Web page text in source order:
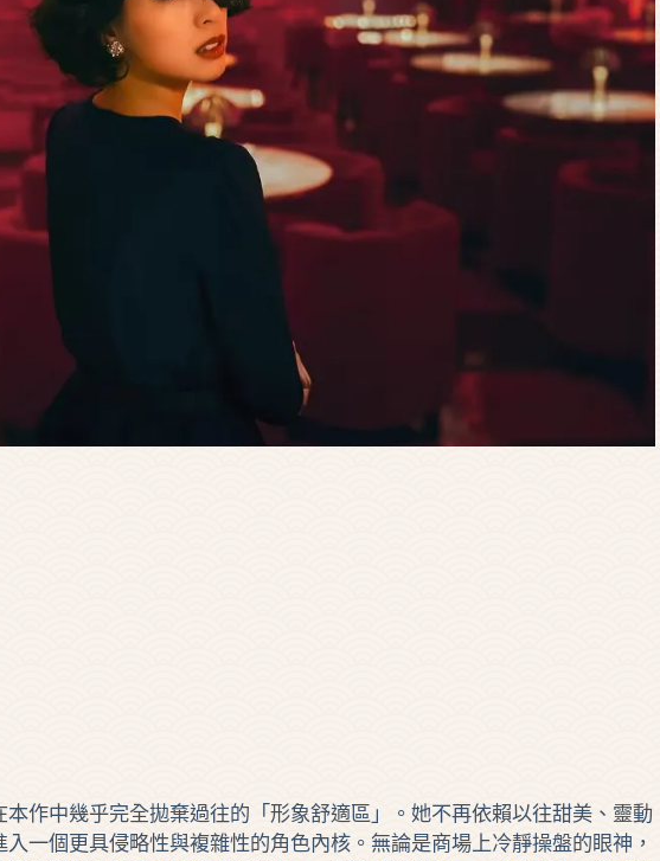
中幾乎完全拋棄過往的「形象舒適區」。她不再依賴以往甜美、靈動
一個更具侵略性與複雜性的角色內核。無論是商場上冷靜操盤的眼神，